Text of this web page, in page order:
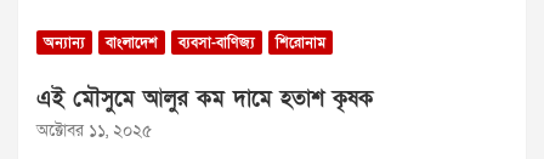
অন্যান্য বাংলাদেশ ব্যবসা-বাণিজ্য শিরোনাম
এই মৌসুমে আলুর কম দামে হতাশ কৃষক
অক্টোবর ১১, ২০২৫